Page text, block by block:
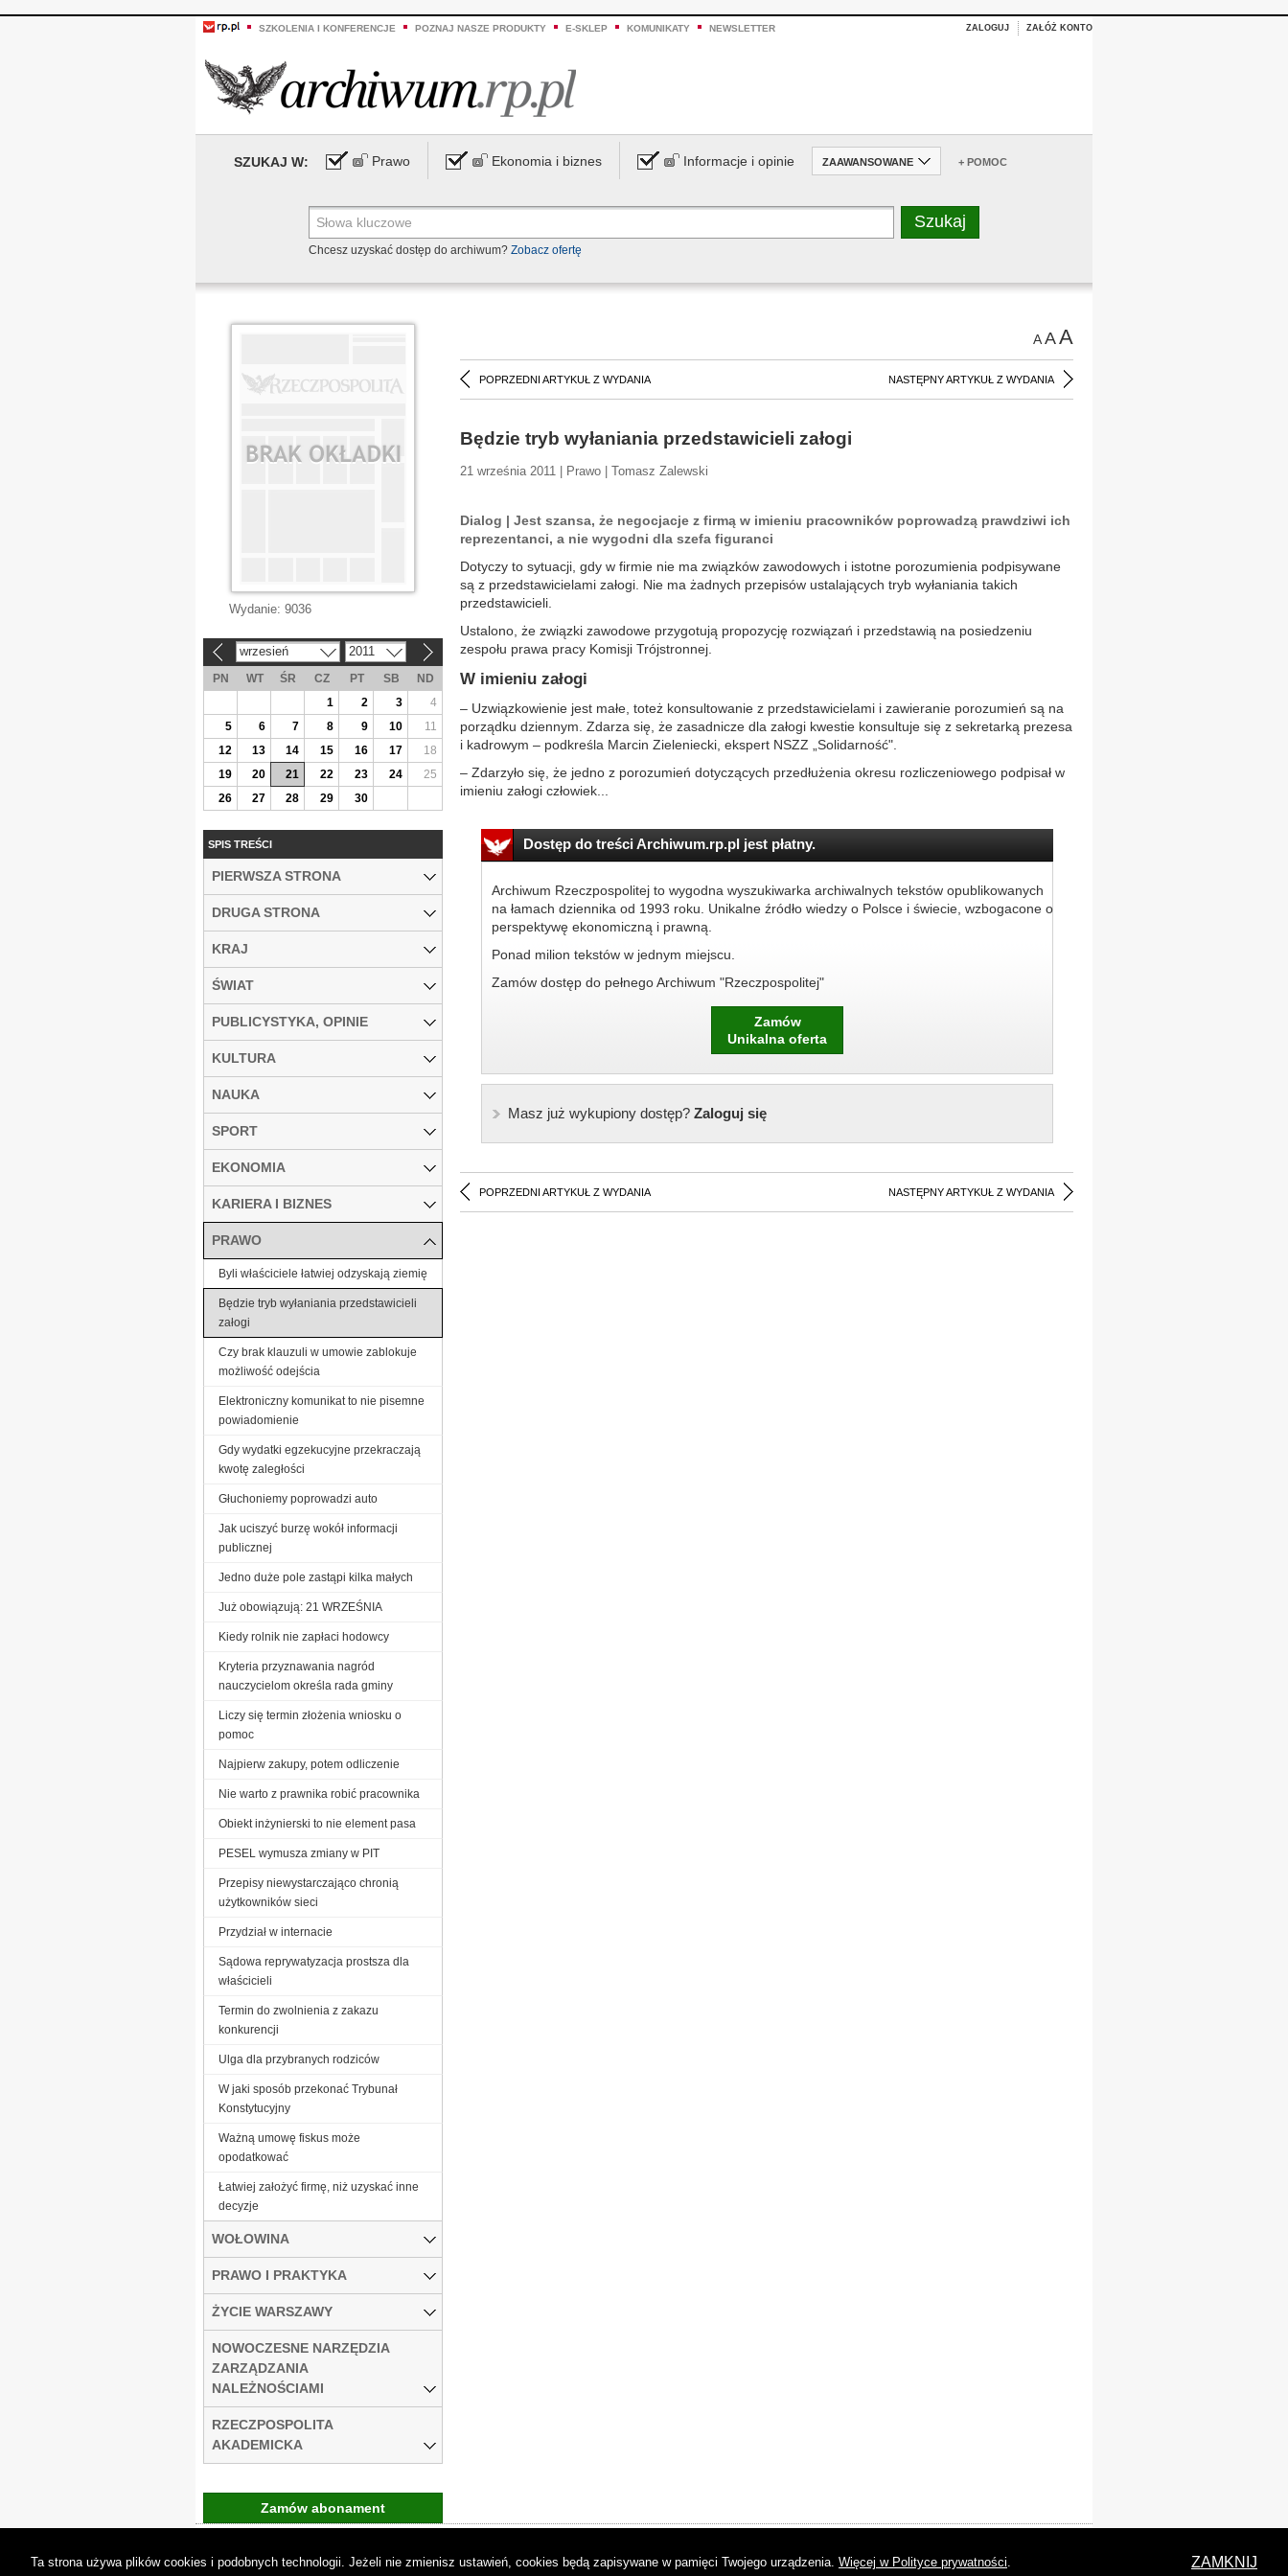
SZKOLENIA I KONFERENCJE POZNAJ NASZE PRODUKTY E-SKLEP KOMUNIKATY NEWSLETTER ZALOGUJ ZAŁÓŻ KONTO
SZUKAJ W: Prawo Ekonomia i biznes Informacje i opinie ZAAWANSOWANE + POMOC
Chcesz uzyskać dostęp do archiwum? Zobacz ofertę
AAA
POPRZEDNI ARTYKUŁ Z WYDANIA NASTĘPNY ARTYKUŁ Z WYDANIA
Będzie tryb wyłaniania przedstawicieli załogi
21 września 2011 | Prawo | Tomasz Zalewski
Dialog | Jest szansa, że negocjacje z firmą w imieniu pracowników poprowadzą prawdziwi ich
reprezentanci, a nie wygodni dla szefa figuranci
Dotyczy to sytuacji, gdy w firmie nie ma związków zawodowych i istotne porozumienia podpisywane
są z przedstawicielami załogi. Nie ma żadnych przepisów ustalających tryb wyłaniania takich
przedstawicieli.
Ustalono, że związki zawodowe przygotują propozycję rozwiązań i przedstawią na posiedzeniu
zespołu prawa pracy Komisji Trójstronnej.
W imieniu załogi
– Uzwiązkowienie jest małe, toteż konsultowanie z przedstawicielami i zawieranie porozumień są na
porządku dziennym. Zdarza się, że zasadnicze dla załogi kwestie konsultuje się z sekretarką prezesa
i kadrowym – podkreśla Marcin Zieleniecki, ekspert NSZZ „Solidarność".
– Zdarzyło się, że jedno z porozumień dotyczących przedłużenia okresu rozliczeniowego podpisał w
imieniu załogi człowiek...
Dostęp do treści Archiwum.rp.pl jest płatny.
Archiwum Rzeczpospolitej to wygodna wyszukiwarka archiwalnych tekstów opublikowanych
na łamach dziennika od 1993 roku. Unikalne źródło wiedzy o Polsce i świecie, wzbogacone o
perspektywę ekonomiczną i prawną.
Ponad milion tekstów w jednym miejscu.
Zamów dostęp do pełnego Archiwum "Rzeczpospolitej"
Zamów
Unikalna oferta
Masz już wykupiony dostęp?Zaloguj się
POPRZEDNI ARTYKUŁ Z WYDANIA NASTĘPNY ARTYKUŁ Z WYDANIA
Wydanie: 9036
wrzesień 2011
PN WT ŚR CZ PT SB
ND
1
2 3
4
5
6 7 8 9 10
11
12
13 14 15 16 17
18
19
20 21 22 23 24
25
26
27 28 29 30
SPIS TREŚCI
PIERWSZA STRONA
DRUGA STRONA
KRAJ
ŚWIAT
PUBLICYSTYKA, OPINIE
KULTURA
NAUKA
SPORT
EKONOMIA
KARIERA I BIZNES
PRAWO
Byli właściciele łatwiej odzyskają ziemię
Będzie tryb wyłaniania przedstawicieli
załogi
Czy brak klauzuli w umowie zablokuje
możliwość odejścia
Elektroniczny komunikat to nie pisemne
powiadomienie
Gdy wydatki egzekucyjne przekraczają
kwotę zaległości
Głuchoniemy poprowadzi auto
Jak uciszyć burzę wokół informacji
publicznej
Jedno duże pole zastąpi kilka małych
Już obowiązują: 21 WRZEŚNIA
Kiedy rolnik nie zapłaci hodowcy
Kryteria przyznawania nagród
nauczycielom określa rada gminy
Liczy się termin złożenia wniosku o
pomoc
Najpierw zakupy, potem odliczenie
Nie warto z prawnika robić pracownika
Obiekt inżynierski to nie element pasa
PESEL wymusza zmiany w PIT
Przepisy niewystarczająco chronią
użytkowników sieci
Przydział w internacie
Sądowa reprywatyzacja prostsza dla
właścicieli
Termin do zwolnienia z zakazu
konkurencji
Ulga dla przybranych rodziców
W jaki sposób przekonać Trybunał
Konstytucyjny
Ważną umowę fiskus może
opodatkować
Łatwiej założyć firmę, niż uzyskać inne
decyzje
WOŁOWINA
PRAWO I PRAKTYKA
ŻYCIE WARSZAWY
NOWOCZESNE NARZĘDZIA
ZARZĄDZANIA
NALEŻNOŚCIAMI
RZECZPOSPOLITA
AKADEMICKA
Zamów abonament
Ta strona używa plików cookies i podobnych technologii. Jeżeli nie zmienisz ustawień, cookies będą zapisywane w pamięci Twojego urządzenia. Więcej w Polityce prywatności. ZAMKNIJ